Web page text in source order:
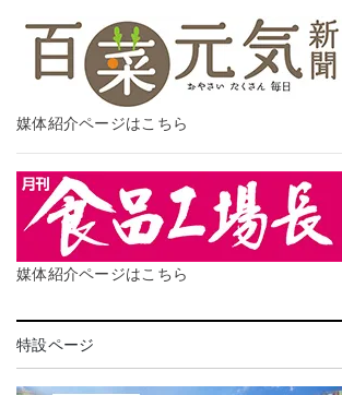
媒体紹介ページはこちら
媒体紹介ページはこちら
特設ページ